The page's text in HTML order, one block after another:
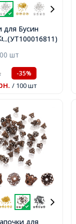
...(УТ100016811)
для Бусин
1.5мм,
шт
-35%
/ 100 шт
для